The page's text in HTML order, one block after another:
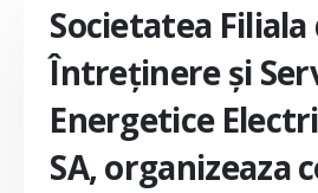
Societatea Filiala
Întreţinere şi
Energetice
SA, organizeaza